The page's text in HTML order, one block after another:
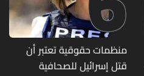
منظمات حقوقية تعتبر أن
قتل إسرائيل للصحافية